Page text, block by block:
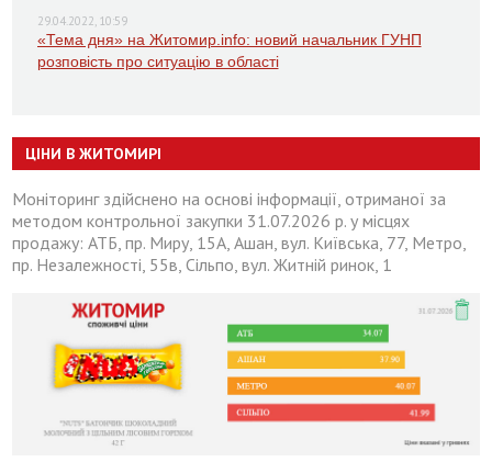
29.04.2022, 10:59
«Тема дня» на Житомир.info: новий начальник ГУНП
розповість про ситуацію в області
ЦІНИ В ЖИТОМИРІ
Моніторинг здійснено на основі інформації, отриманої за
методом контрольної закупки 31.07.2026 р. у місцях
продажу: АТБ, пр. Миру, 15А, Ашан, вул. Київська, 77, Метро,
пр. Незалежності, 55в, Сільпо, вул. Житній ринок, 1